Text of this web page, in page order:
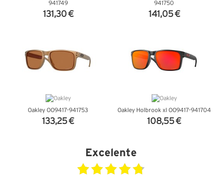
941749
131,30 €
941750
141,05 €
Oakley OO9417-941753
133,25 €
Oakley Holbrook xl OO9417-941704
108,55 €
Excelente